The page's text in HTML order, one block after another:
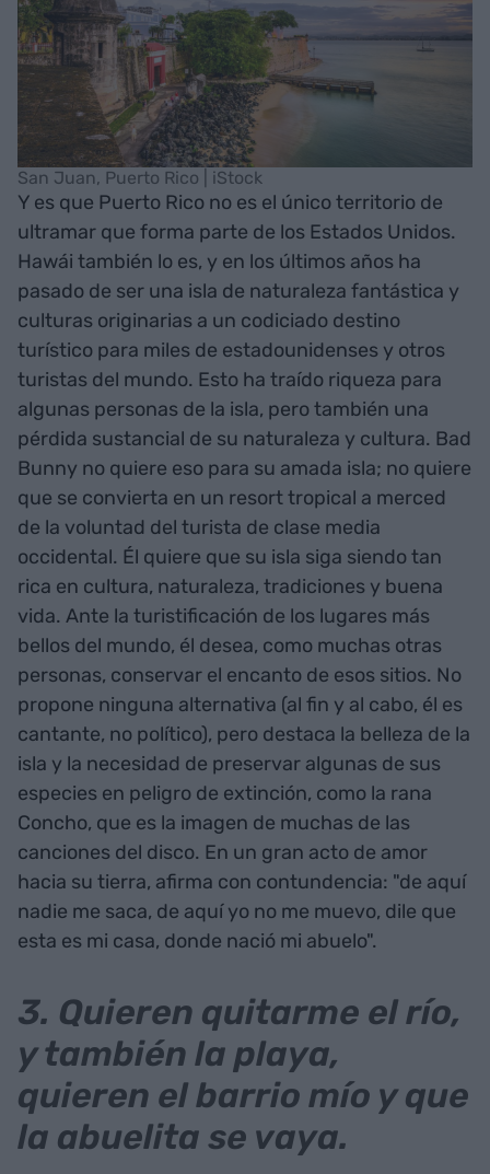
San Juan, Puerto Rico | iStock
Y es que Puerto Rico no es el único territorio de
ultramar que forma parte de los Estados Unidos.
Hawái también lo es, y en los últimos años ha
pasado de ser una isla de naturaleza fantástica y
culturas originarias a un codiciado destino
turístico para miles de estadounidenses y otros
turistas del mundo. Esto ha traído riqueza para
algunas personas de la isla, pero también una
pérdida sustancial de su naturaleza y cultura. Bad
Bunny no quiere eso para su amada isla; no quiere
que se convierta en un resort tropical a merced
de la voluntad del turista de clase media
occidental. Él quiere que su isla siga siendo tan
rica en cultura, naturaleza, tradiciones y buena
vida. Ante la turistificación de los lugares más
bellos del mundo, él desea, como muchas otras
personas, conservar el encanto de esos sitios. No
propone ninguna alternativa (al fin y al cabo, él es
cantante, no político), pero destaca la belleza de la
isla y la necesidad de preservar algunas de sus
especies en peligro de extinción, como la rana
Concho, que es la imagen de muchas de las
canciones del disco. En un gran acto de amor
hacia su tierra, afirma con contundencia: "de aquí
nadie me saca, de aquí yo no me muevo, dile que
esta es mi casa, donde nació mi abuelo".
3. Quieren quitarme el río,
y también la playa,
quieren el barrio mío y que
la abuelita se vaya.